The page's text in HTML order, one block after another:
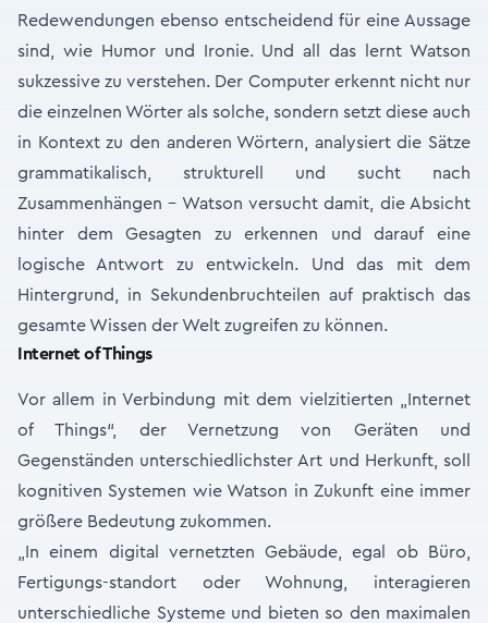
Redewendungen ebenso entscheidend für eine Aussage
sind, wie Humor und Ironie. Und all das lernt Watson
sukzessive zu verstehen. Der Computer erkennt nicht nur
die einzelnen Wörter als solche, sondern setzt diese auch
in Kontext zu den anderen Wörtern, analysiert die Sätze
grammatikalisch, strukturell und sucht nach
Zusammenhängen - Watson versucht damit, die Absicht
hinter dem Gesagten zu erkennen und darauf eine
logische Antwort zu entwickeln. Und das mit dem
Hintergrund, in Sekundenbruchteilen auf praktisch das
gesamte Wissen der Welt zugreifen zu können.
Internet of Things
Vor allem in Verbindung mit dem vielzitierten „Internet
of Things“, der Vernetzung von Geräten und
Gegenständen unterschiedlichster Art und Herkunft, soll
kognitiven Systemen wie Watson in Zukunft eine immer
größere Bedeutung zukommen.
„In einem digital vernetzten Gebäude, egal ob Büro,
Fertigungs-standort oder Wohnung, interagieren
unterschiedliche Systeme und bieten so den maximalen